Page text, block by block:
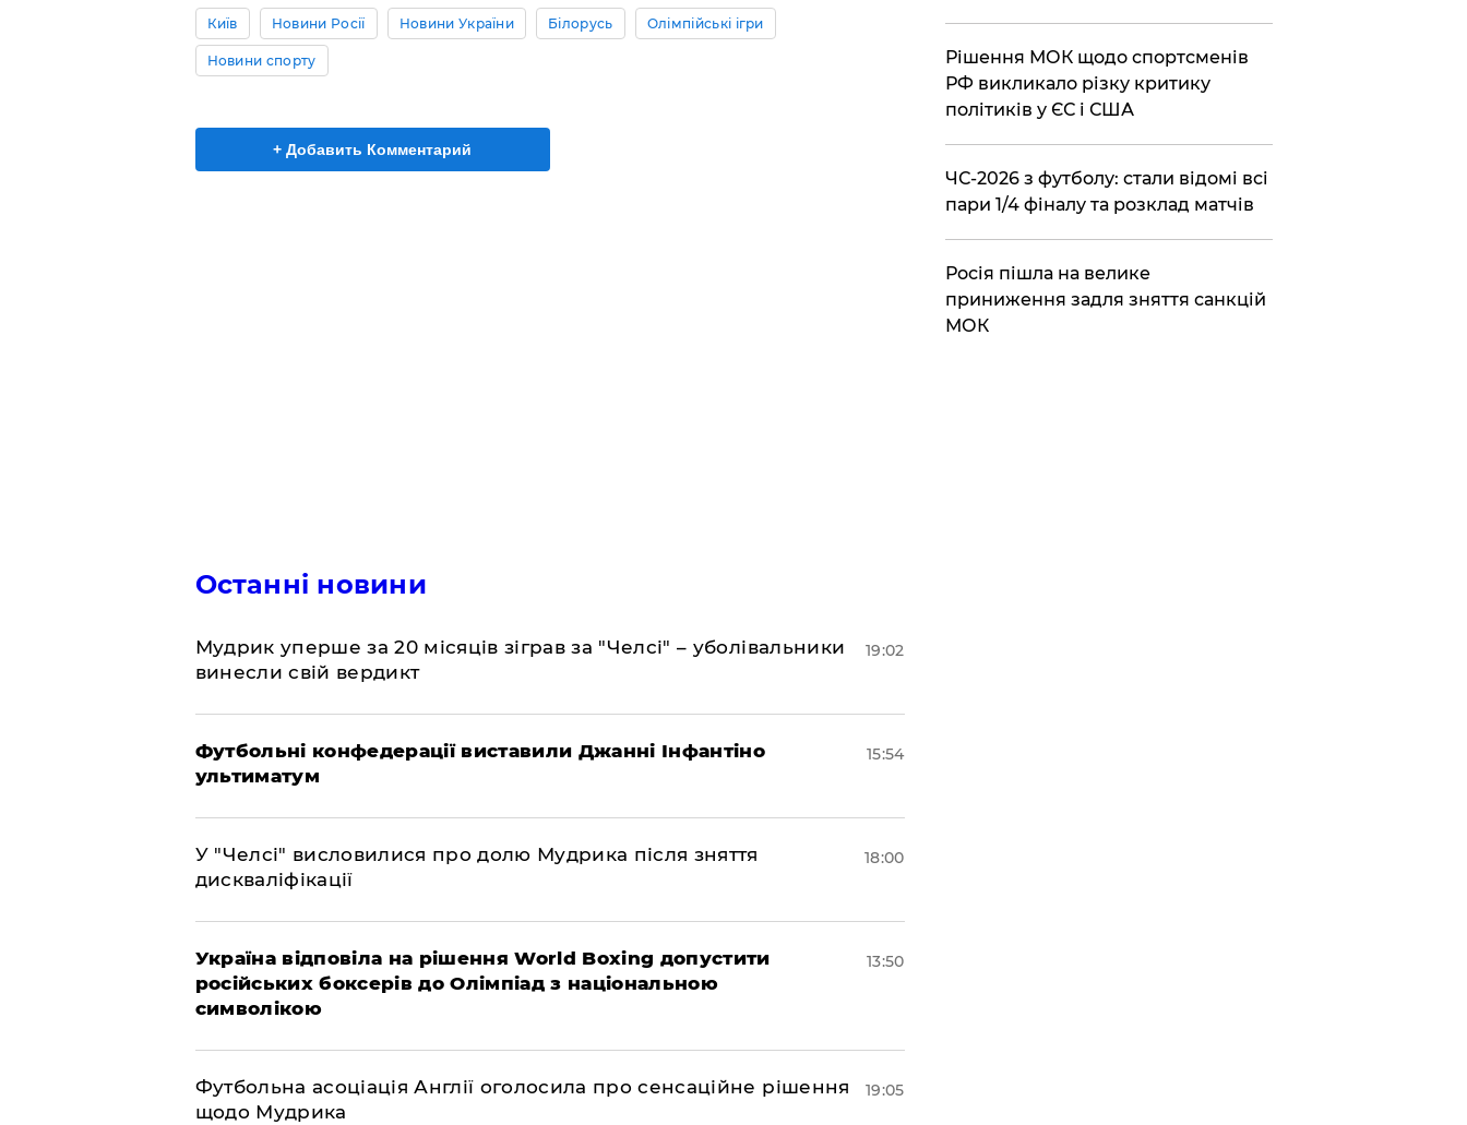
Київ Новини Росії Новини України Білорусь Олімпійські ігри
Новини спорту
+ Добавить Комментарий
Останні новини
​Мудрик уперше за 20 місяців зіграв за "Челсі" – уболівальники
винесли свій вердикт
19:02
Футбольні конфедерації виставили Джанні Інфантіно
ультиматум
15:54
У "Челсі" висловилися про долю Мудрика після зняття
дискваліфікації
18:00
Україна відповіла на рішення World Boxing допустити
російських боксерів до Олімпіад з національною
символікою
13:50
​Футбольна асоціація Англії оголосила про сенсаційне рішення
щодо Мудрика
19:05
Рішення МОК щодо спортсменів
РФ викликало різку критику
політиків у ЄС і США
ЧС-2026 з футболу: стали відомі всі
пари 1/4 фіналу та розклад матчів
Росія пішла на велике
приниження задля зняття санкцій
МОК